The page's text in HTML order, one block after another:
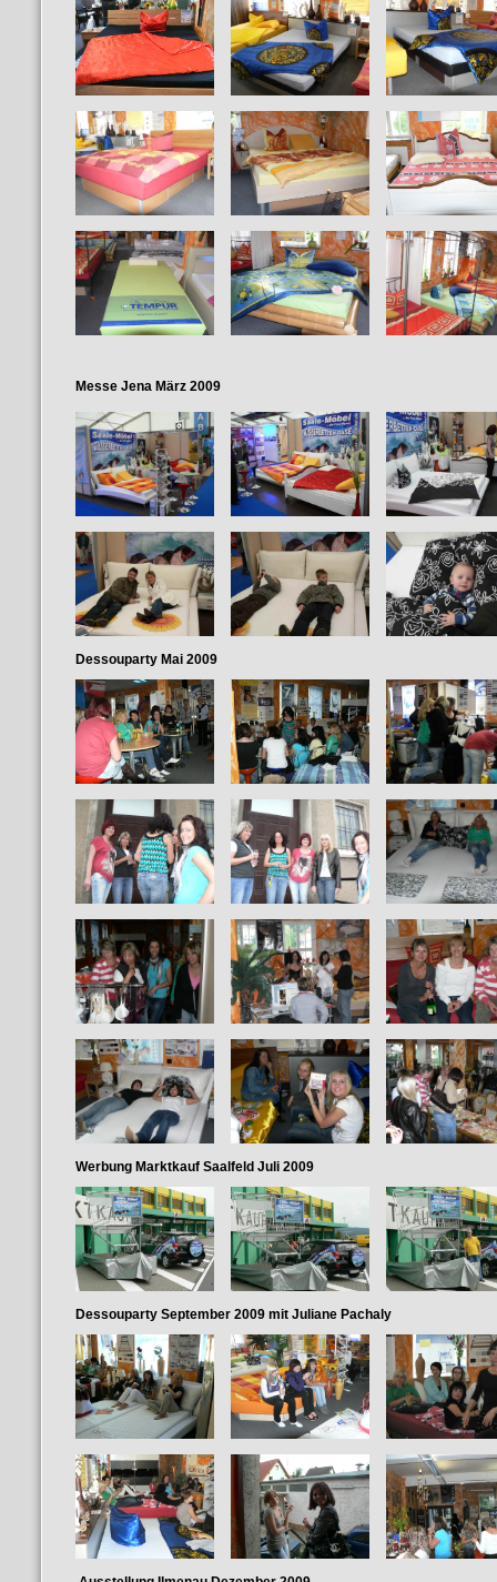
Messe Jena März 2009
Dessouparty Mai 2009
Werbung Marktkauf Saalfeld Juli 2009
Dessouparty September 2009 mit Juliane Pachaly